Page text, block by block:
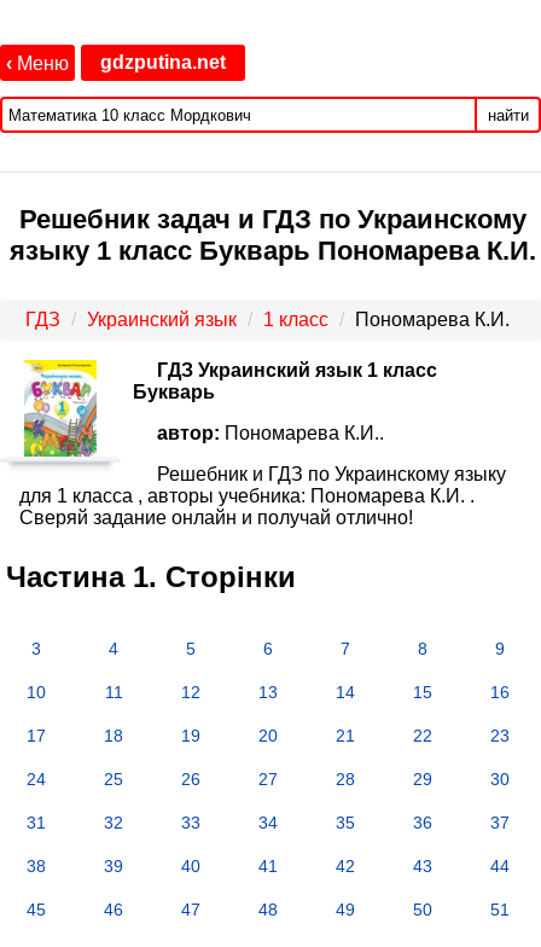
‹ Меню gdzputina.net
найти
Решебник задач и ГДЗ по Украинскому
языку 1 класс Букварь Пономарева К.И.
ГДЗ Украинский язык 1 класс Пономарева К.И.
ГДЗ Украинский язык 1 класс
Букварь
автор: Пономарева К.И..
Решебник и ГДЗ по Украинскому языку
для 1 класса , авторы учебника: Пономарева К.И. .
Сверяй задание онлайн и получай отлично!
Частина 1. Сторінки
3 4 5 6 7 8 9
10 11 12 13 14 15 16
17 18 19 20 21 22 23
24 25 26 27 28 29 30
31 32 33 34 35 36 37
38 39 40 41 42 43 44
45 46 47 48 49 50 51